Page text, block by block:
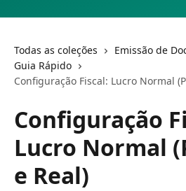
Todas as coleções
Emissão de
Guia Rápido
Configuração Fiscal: Lucro Normal
Configuração
Lucro Normal
e Real)